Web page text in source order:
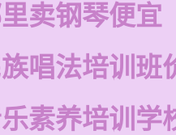
卖钢琴便宜
唱法培训班
素养培训学